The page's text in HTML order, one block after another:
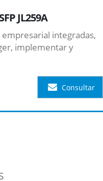
JL259A
integradas,
implementar y
Consultar